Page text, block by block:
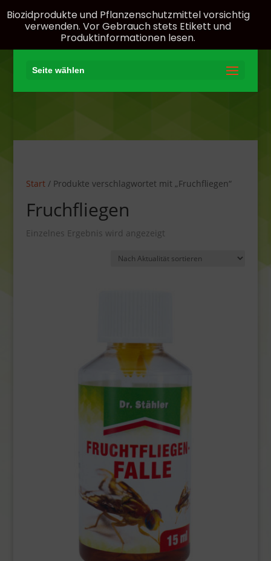
Seite wählen
Start/ Produkte verschlagwortet mit „Fruchfliegen“
Fruchfliegen
Einzelnes Ergebnis wird angezeigt
Biozidprodukte und Pflanzenschutzmittel vorsichtig
verwenden. Vor Gebrauch stets Etikett und
Produktinformationen lesen.